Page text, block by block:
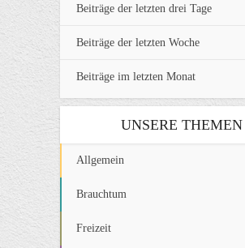
Beiträge der letzten drei Tage
Beiträge der letzten Woche
Beiträge im letzten Monat
UNSERE THEMEN
Allgemein
Brauchtum
Freizeit